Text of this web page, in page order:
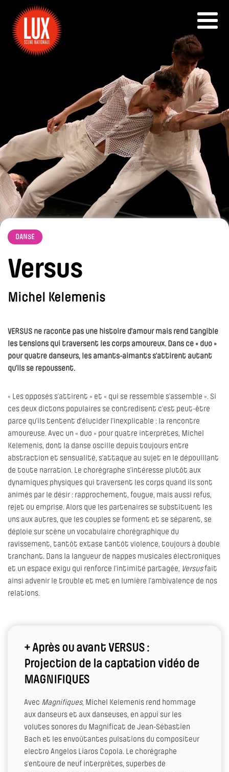
DANSE
Versus
Michel Kelemenis
VERSUS ne raconte pas une histoire d’amour mais rend tangible
les tensions qui traversent les corps amoureux. Dans ce « duo »
pour quatre danseurs, les amants-aimants s’attirent autant
qu’ils se repoussent.
« Les opposés s’attirent » et « qui se ressemble s’assemble ». Si
ces deux dictons populaires se contredisent c’est peut-être
parce qu’ils tentent d’élucider l’inexplicable : la rencontre
amoureuse. Avec un « duo » pour quatre interprètes, Michel
Kelemenis, dont la danse oscille depuis toujours entre
abstraction et sensualité, s’attaque au sujet en le dépouillant
de toute narration. Le chorégraphe s’intéresse plutôt aux
dynamiques physiques qui traversent les corps quand ils sont
animés par le désir : rapprochement, fougue, mais aussi refus,
rejet ou emprise. Alors que les partenaires se substituent les
uns aux autres, que les couples se forment et se séparent, se
déploie sur scène un vocabulaire chorégraphique du
ravissement, tantôt extase tantôt violence, toujours à double
tranchant. Dans la langueur de nappes musicales électroniques
et un espace exigu qui renforce l’intimité partagée, Versusfait
ainsi advenir le trouble et met en lumière l’ambivalence de nos
relations.
+ Après ou avant VERSUS :
Projection de la captation vidéo de
MAGNIFIQUES
Avec Magnifiques, Michel Kelemenis rend hommage
aux danseurs et aux danseuses, en appui sur les
volutes sonores du Magnificat de Jean-Sébastien
Bach et les envoûtantes pulsations du compositeur
electro Angelos Liaros Copola. Le chorégraphe
s’entoure de neuf interprètes, superbes de